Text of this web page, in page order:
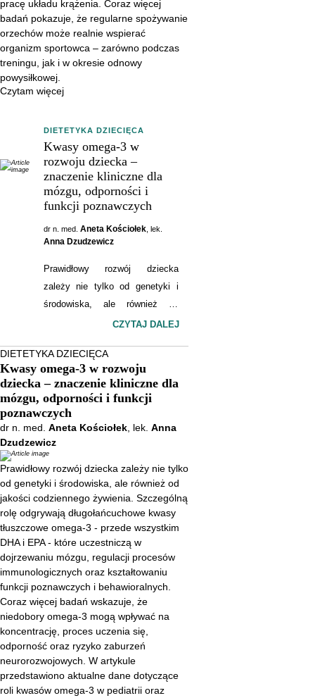
sportowca – zarówno podczas
treningu, jak i w okresie odnowy
powysiłkowej.
pracę układu krążenia. Coraz więcej
badań pokazuje, że regularne spożywanie
orzechów może realnie wspierać
organizm sportowca – zarówno podczas
treningu, jak i w okresie odnowy
powysiłkowej.
Czytam więcej
DIETETYKA DZIECIĘCA
Kwasy omega-3 w
rozwoju dziecka –
znaczenie kliniczne dla
mózgu, odporności i
funkcji poznawczych
dr n. med. Aneta Kościołek, lek.
Anna Dzudzewicz
Prawidłowy rozwój dziecka
zależy nie tylko od genetyki i
środowiska, ale również od
jakości codziennego żywienia.
długołańcuchowe kwasy
tłuszczowe omega-3 - przede
wszystkim DHA i EPA - które
uczestniczą w dojrzewaniu
mózgu, regulacji procesów
immunologicznych oraz
kształtowaniu funkcji
poznawczych i behawioralnych.
Coraz więcej badań wskazuje,
że niedobory omega-3 mogą
wpływać na koncentrację, proces
uczenia się, odporność oraz
ryzyko zaburzeń
neurorozwojowych. W artykule
przedstawiono aktualne dane
dotyczące roli kwasów omega-3
w pediatrii oraz praktyczne
aspekty ich suplementacji.
CZYTAJ DALEJ
DIETETYKA DZIECIĘCA
Kwasy omega-3 w rozwoju
dziecka – znaczenie kliniczne dla
mózgu, odporności i funkcji
poznawczych
dr n. med. Aneta Kościołek , lek. Anna
Dzudzewicz
Prawidłowy rozwój dziecka zależy nie tylko
od genetyki i środowiska, ale również od
jakości codziennego żywienia. Szczególną
rolę odgrywają długołańcuchowe kwasy
tłuszczowe omega-3 - przede wszystkim
DHA i EPA - które uczestniczą w
dojrzewaniu mózgu, regulacji procesów
immunologicznych oraz kształtowaniu
funkcji poznawczych i behawioralnych.
Coraz więcej badań wskazuje, że
niedobory omega-3 mogą wpływać na
koncentrację, proces uczenia się,
odporność oraz ryzyko zaburzeń
neurorozwojowych. W artykule
przedstawiono aktualne dane dotyczące
roli kwasów omega-3 w pediatrii oraz